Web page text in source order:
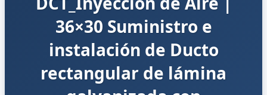
36×30 Suministro e
instalación de Ducto
rectangular de lámina